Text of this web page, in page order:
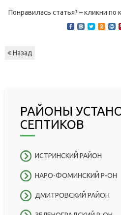
Понравилась статья? – кликни по
Назад
РАЙОНЫ
СЕПТИКОВ
ИСТРИНСКИЙ РАЙОН
НАРО-ФОМИНСКИЙ Р-ОН
ДМИТРОВСКИЙ РАЙОН